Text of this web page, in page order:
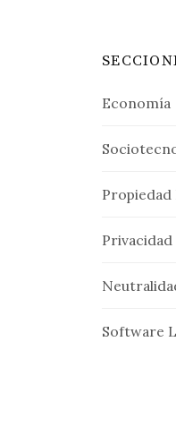
Economía
Privacidad
Software